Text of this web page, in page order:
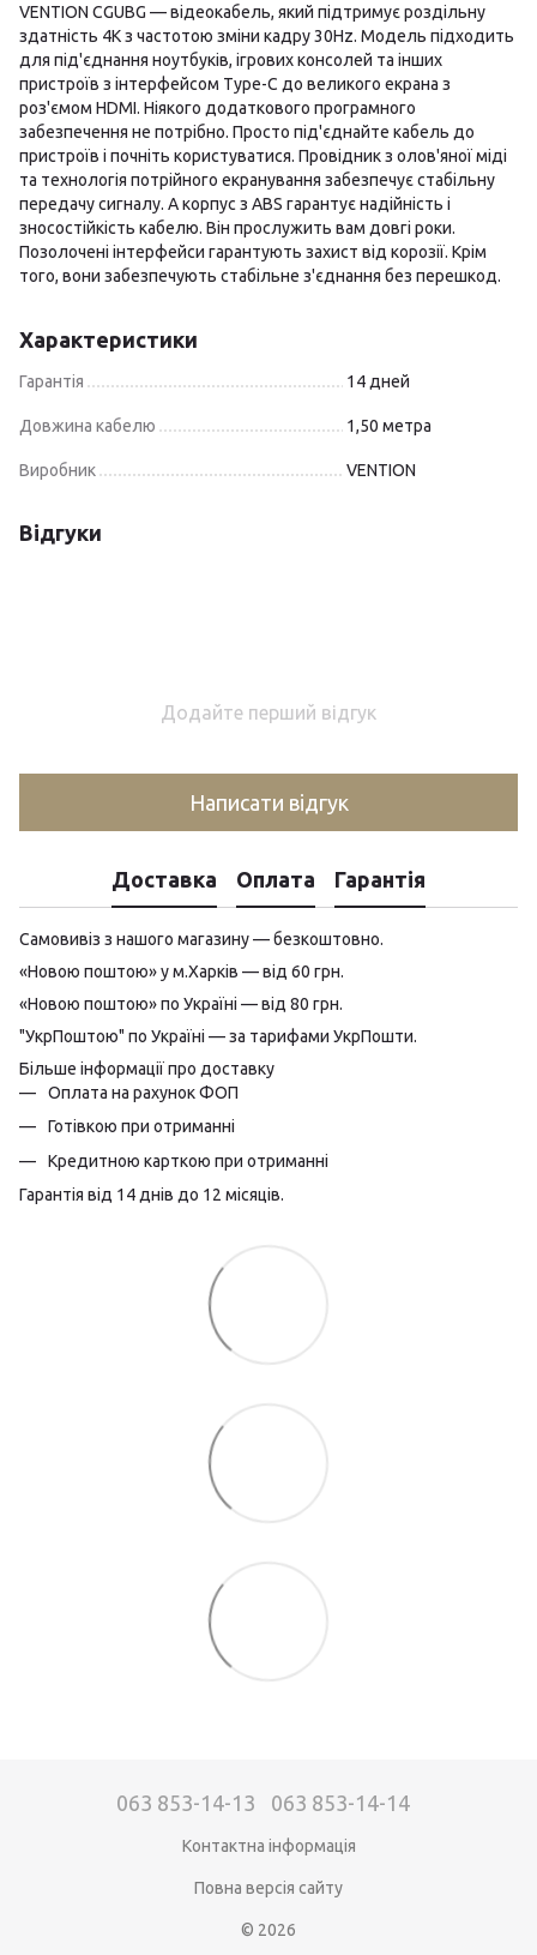
VENTION CGUBG — відеокабель, який підтримує роздільну
здатність 4K з частотою зміни кадру 30Hz. Модель підходить
для під'єднання ноутбуків, ігрових консолей та інших
пристроїв з інтерфейсом Type-C до великого екрана з
роз'ємом HDMI. Ніякого додаткового програмного
забезпечення не потрібно. Просто під'єднайте кабель до
пристроїв і почніть користуватися. Провідник з олов'яної міді
та технологія потрійного екранування забезпечує стабільну
передачу сигналу. А корпус з ABS гарантує надійність і
зносостійкість кабелю. Він прослужить вам довгі роки.
Позолочені інтерфейси гарантують захист від корозії. Крім
того, вони забезпечують стабільне з'єднання без перешкод.
Характеристики
Гарантія 14 дней
Довжина кабелю 1,50 метра
Виробник VENTION
Відгуки
Додайте перший відгук
Написати відгук
Доставка Оплата Гарантія
Самовивіз з нашого магазину — безкоштовно.
«Новою поштою» у м.Харків — від 60 грн.
«Новою поштою» по Україні — від 80 грн.
"УкрПоштою" по Україні — за тарифами УкрПошти.
Більше інформації про доставку
Оплата на рахунок ФОП
Готівкою при отриманні
Кредитною карткою при отриманні
Гарантія від 14 днів до 12 місяців.
063 853-14-13 063 853-14-14
Контактна інформація
Повна версія сайту
© 2026